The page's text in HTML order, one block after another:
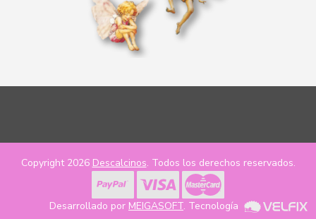
Copyright 2026 Descalcinos. Todos los derechos reservados.
Desarrollado por MEIGASOFT. Tecnología